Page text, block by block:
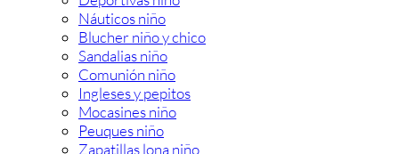
Náuticos niño
Blucher niño y chico
Sandalias niño
Comunión niño
Ingleses y pepitos
Mocasines niño
Peuques niño
Zapatillas lona niño